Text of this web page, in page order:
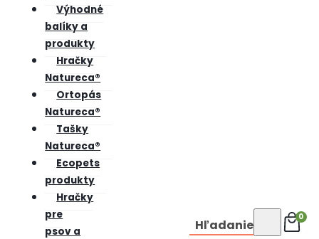
Výhodné
balíky a
produkty
Hračky
Natureca®
Ortopás
Natureca®
Tašky
Natureca®
Ecopets
produkty
Hračky
pre
psov a
Hľadanie 0